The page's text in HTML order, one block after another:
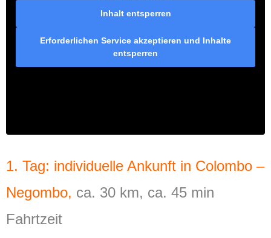
Inhalt entsperren
Erforderlichen Service akzeptieren und Inhalte
entsperren
1. Tag: individuelle Ankunft in Colombo –
Negombo, ca. 30 km, ca. 45 min
Fahrtzeit